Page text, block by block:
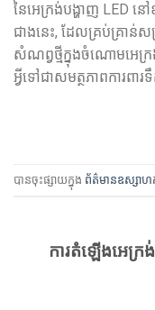
នៃអេក្រង់បង្ហាញ LED
ជាងនេះ, ដែលគ្រប់គ្រាន់ស
សំណព្វថ្មីក្នុងចំណោមអេក្រង់
អ្វីទៅជាសមត្ថភាពការពា
បានចុះផ្សាយក្នុង ព័ត៌មានឧស្សាហ
ការតំឡើងអេក្រ